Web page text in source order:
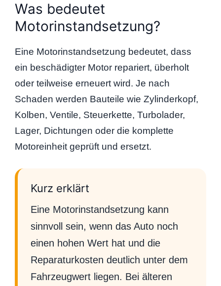
Was bedeutet
Motorinstandsetzung?
Eine Motorinstandsetzung bedeutet, dass
ein beschädigter Motor repariert, überholt
oder teilweise erneuert wird. Je nach
Schaden werden Bauteile wie Zylinderkopf,
Kolben, Ventile, Steuerkette, Turbolader,
Lager, Dichtungen oder die komplette
Motoreinheit geprüft und ersetzt.
Kurz erklärt
Eine Motorinstandsetzung kann
sinnvoll sein, wenn das Auto noch
einen hohen Wert hat und die
Reparaturkosten deutlich unter dem
Fahrzeugwert liegen. Bei älteren